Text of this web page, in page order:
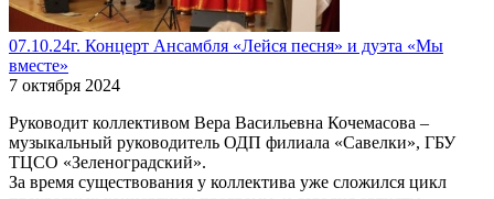
07.10.24г. Концерт Ансамбля «Лейся песня» и дуэта «Мы
вместе»
7 октября 2024
Руководит коллективом Вера Васильевна Кочемасова –
музыкальный руководитель ОДП филиала «Савелки», ГБУ
ТЦСО «Зеленоградский».
За время существования у коллектива уже сложился цикл